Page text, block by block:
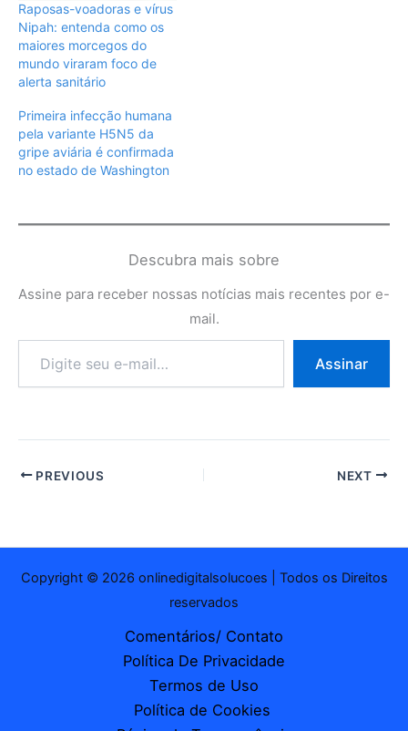
Raposas-voadoras e vírus
Nipah: entenda como os
maiores morcegos do
mundo viraram foco de
alerta sanitário
Primeira infecção humana
pela variante H5N5 da
gripe aviária é confirmada
no estado de Washington
Descubra mais sobre
Assine para receber nossas notícias mais recentes por e-
mail.
e-
Assinar
PREVIOUS NEXT
Copyright © 2026 onlinedigitalsolucoes | Todos os Direitos
reservados
Comentários/ Contato
Política De Privacidade
Termos de Uso
Política de Cookies